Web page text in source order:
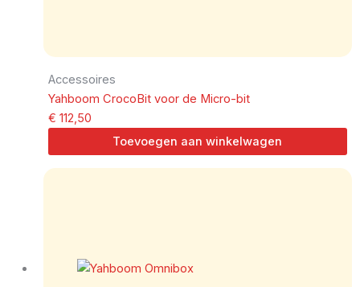
Accessoires
Yahboom CrocoBit voor de Micro-bit
€ 112,50
Toevoegen aan winkelwagen